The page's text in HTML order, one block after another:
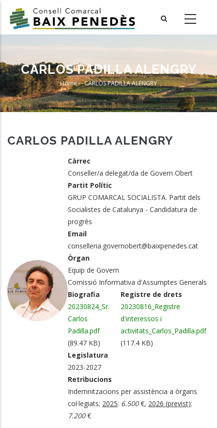
main
CARLOS PADILLA ALENGRY
Breadcrumb
Home--CARLOS PADILLA ALENGRY
CARLOS PADILLA ALENGRY
Càrrec
Conseller/a delegat/da de Govern Obert
Partit Polític
GRUP COMARCAL SOCIALISTA. Partit dels
Socialistes de Catalunya - Candidatura de
progrés
Email
conselleria.governobert@baixpenedes.cat
Òrgan
Equip de Govern
Comissió Informativa d'Assumptes Generals
Biografia
20230824_Sr.
Carlos
Padilla.pdf
(89.47 KB)
Registre de drets
20230816_Registre
d'interessos i
activitats_Carlos_Padilla.pdf
(117.4 KB)
Legislatura
2023-2027
Retribucions
Indemnitzacions per assistència a òrgans
col·legiats; 2025: 6.500€, 2026 (previst):
7.200€